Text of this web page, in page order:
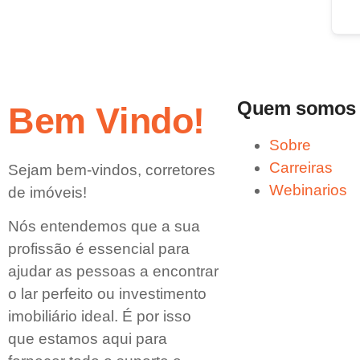
Bem Vindo!
Sejam bem-vindos, corretores
de imóveis!
Nós entendemos que a sua
profissão é essencial para
ajudar as pessoas a encontrar
o lar perfeito ou investimento
imobiliário ideal. É por isso
que estamos aqui para
Quem somos
Sobre
Carreiras
Webinarios